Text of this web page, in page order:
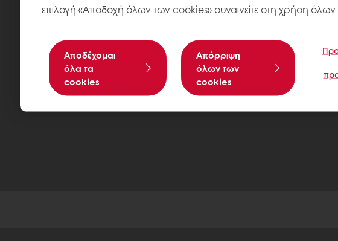
επιλογή «Αποδοχή όλων των cookies» συναινείτε στη χρήση
Αποδέχομαι
όλα τα
cookies
Aπόρριψη
όλων των
cookies